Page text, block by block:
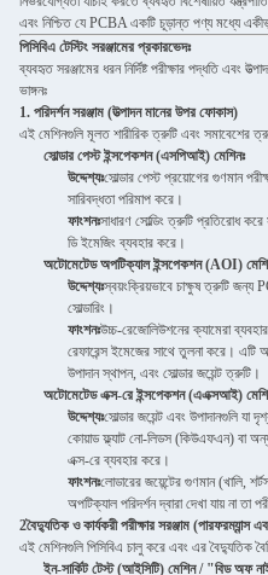
এবং নিশ্চিত যে PCBA একটি চূড়ান্ত পণ্য মধ্যে
পিসিবিএ টেস্টিং সরঞ্জামের প্রকারভেদঃ
ব্যবহৃত সরঞ্জামের ধরন নির্দিষ্ট পরীক্ষার পদ্ধতি এবং
ভাঙ্গনঃ
1. পরিদর্শন সরঞ্জাম (উত্পাদন মানের উপর ফোকাস)
এই মেশিনগুলি মূলত শারীরিক ত্রুটি এবং সমাবেশের
সোল্ডার পেস্ট ইন্সপেকশন (এসপিআই) মেশিনঃ
উদ্দেশ্যঃসোল্ডার পেস্ট প্রয়োগের গুণমান
সারিবদ্ধতা পরিমাপ করে।
ফাংশনঃসাধারণ সোল্ডিং ত্রুটি প্রতিরোধ করে
ডি ইমেজিং ব্যবহার করে।
অটোমেটেড অপটিক্যাল ইন্সপেকশন (AOI)
উদ্দেশ্যঃস্বয়ংক্রিয়ভাবে চাক্ষুষ ত্রুটি জন্য
সোল্ডারিং।
ফাংশনঃউচ্চ-রেজোলিউশনের ক্যামেরা
রেফারেন্স ইমেজের সাথে তুলনা করে। এটি
উপাদান স্থাপন, এবং সোল্ডার জয়েন্ট ত্রুটি।
অটোমেটেড এক্স-রে ইন্সপেকশন (এএক্সআই)
উদ্দেশ্যঃসোল্ডার জয়েন্ট এবং উপাদানগুলি
কোয়াড ফ্ল্যাট নো-লিডস (কিউএফএন) বা
এক্স-রে ব্যবহার করে।
ফাংশনঃলোডারের জয়েন্টের গুণমান (খালি,
অপটিক্যাল পরিদর্শন দ্বারা দেখা যায় না
2বৈদ্যুতিক ও কার্যকরী পরীক্ষার সরঞ্জাম (পারফরম্যান্স
এই মেশিনগুলি পিসিবিএ চালু করে এবং এর বৈদ্যুতিক
ইন-সার্কিট টেস্ট (আইসিটি) মেশিন / "বিড অফ